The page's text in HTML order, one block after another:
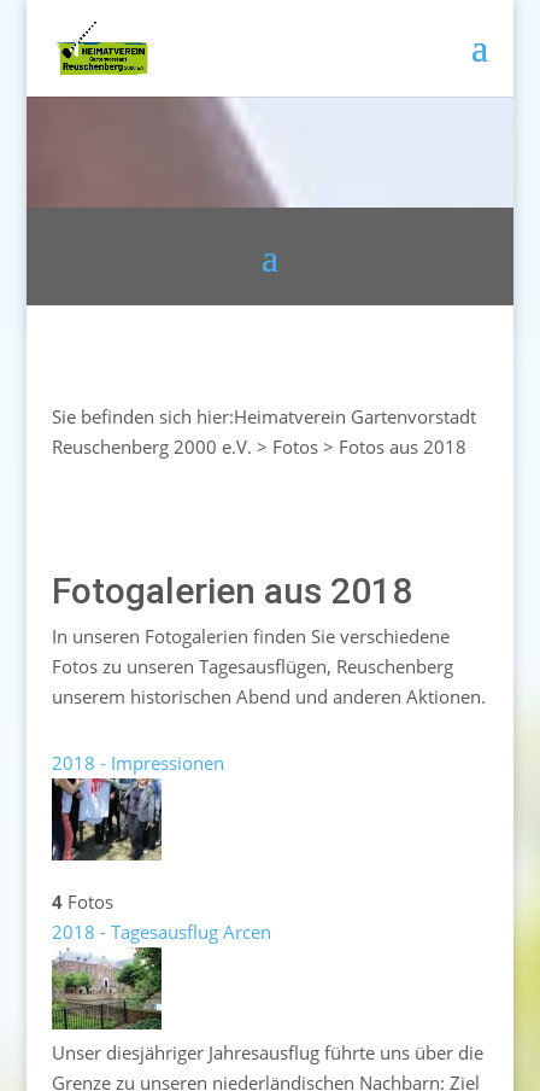
Sie befinden sich hier:Heimatverein Gartenvorstadt
Reuschenberg 2000 e.V. > Fotos> Fotos aus 2018
Fotogalerien aus 2018
In unseren Fotogalerien finden Sie verschiedene
Fotos zu unseren Tagesausflügen, Reuschenberg
unserem historischen Abend und anderen Aktionen.
2018 - Impressionen
4Fotos
2018 - Tagesausflug Arcen
Unser diesjähriger Jahresausflug führte uns über die
Grenze zu unseren niederländischen Nachbarn: Ziel